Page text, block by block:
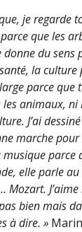
je regarde
que les
du sens
la culture
parce que
animaux, ni
J’ai
marche
musique parce
elle parle au
Mozart.
bien mais
à dire. »